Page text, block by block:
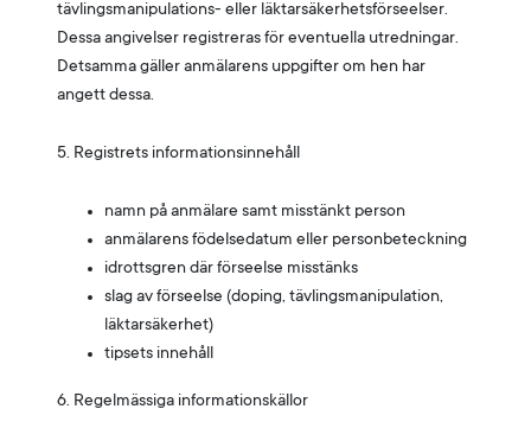
tävlingsmanipulations- eller läktarsäkerhetsförseelser.
Dessa angivelser registreras för eventuella utredningar.
Detsamma gäller anmälarens uppgifter om hen har
angett dessa.
5. Registrets informationsinnehåll
namn på anmälare samt misstänkt person
anmälarens födelsedatum eller personbeteckning
idrottsgren där förseelse misstänks
slag av förseelse (doping, tävlingsmanipulation,
läktarsäkerhet)
tipsets innehåll
6. Regelmässiga informationskällor